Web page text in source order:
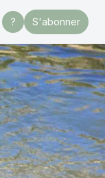
? S'abonner